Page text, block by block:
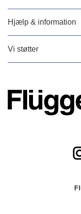
Hjælp & information
Vi støtter